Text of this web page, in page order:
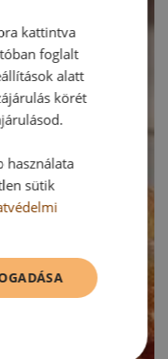
kattintva
foglalt
alatt
körét
használata
sütik